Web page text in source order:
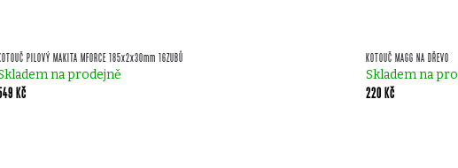
PILOVÝ MAKITA MFORCE 185x2x30mm 16ZUBŮ
na prodejně
Kč
KOTOUČ MAGG NA DŘEVO
Skladem na
220 Kč